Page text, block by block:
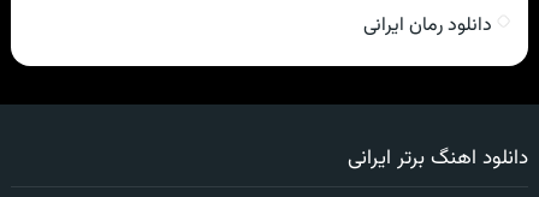
دانلود رمان ایرانی
دانلود اهنگ برتر ایرانی